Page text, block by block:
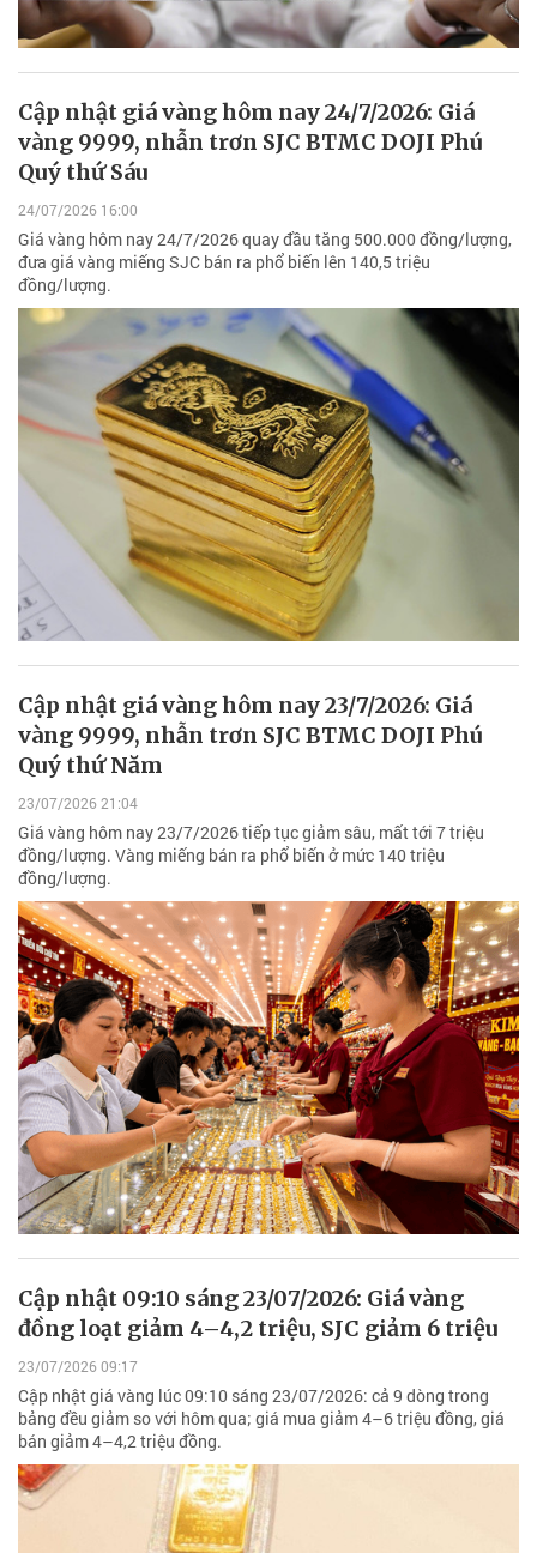
Cập nhật giá vàng hôm nay 24/7/2026: Giá
vàng 9999, nhẫn trơn SJC BTMC DOJI Phú
Quý thứ Sáu
24/07/2026 16:00
Giá vàng hôm nay 24/7/2026 quay đầu tăng 500.000 đồng/lượng,
đưa giá vàng miếng SJC bán ra phổ biến lên 140,5 triệu
đồng/lượng.
Cập nhật giá vàng hôm nay 23/7/2026: Giá
vàng 9999, nhẫn trơn SJC BTMC DOJI Phú
Quý thứ Năm
23/07/2026 21:04
Giá vàng hôm nay 23/7/2026 tiếp tục giảm sâu, mất tới 7 triệu
đồng/lượng. Vàng miếng bán ra phổ biến ở mức 140 triệu
đồng/lượng.
Cập nhật 09:10 sáng 23/07/2026: Giá vàng
đồng loạt giảm 4–4,2 triệu, SJC giảm 6 triệu
23/07/2026 09:17
Cập nhật giá vàng lúc 09:10 sáng 23/07/2026: cả 9 dòng trong
bảng đều giảm so với hôm qua; giá mua giảm 4–6 triệu đồng, giá
bán giảm 4–4,2 triệu đồng.